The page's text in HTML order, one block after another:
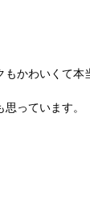
かわいくて本
っています。